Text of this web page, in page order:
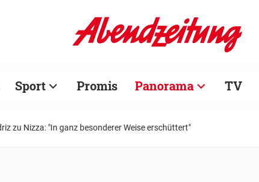
Sport Promis Panorama TV
zu Nizza: "In ganz besonderer Weise erschüttert"